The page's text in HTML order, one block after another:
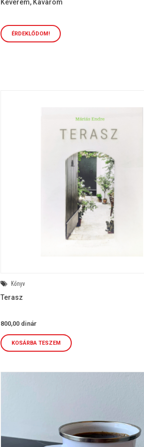
Keverem, Kavarom
ÉRDEKLŐDOM!
Könyv
Terasz
800,00 dinár
KOSÁRBA TESZEM